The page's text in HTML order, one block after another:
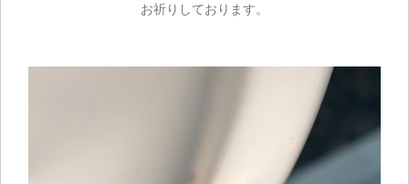
お祈りしております。